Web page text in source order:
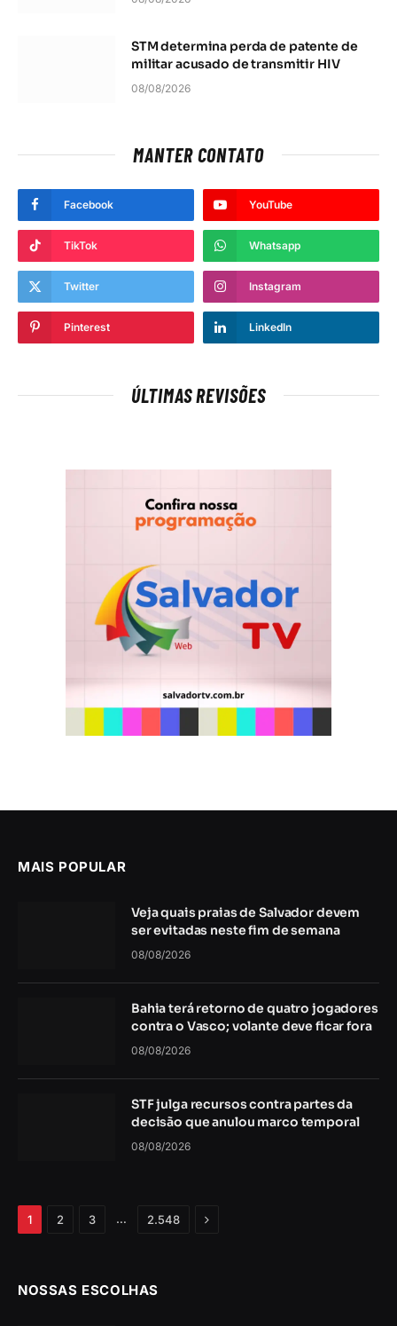
STM determina perda de patente de
militar acusado de transmitir HIV
08/08/2026
MANTER CONTATO
Facebook YouTube
TikTok Whatsapp
Twitter Instagram
Pinterest LinkedIn
ÚLTIMAS REVISÕES
MAIS POPULAR
Veja quais praias de Salvador devem
ser evitadas neste fim de semana
08/08/2026
Bahia terá retorno de quatro jogadores
contra o Vasco; volante deve ficar fora
08/08/2026
STF julga recursos contra partes da
decisão que anulou marco temporal
08/08/2026
1 2 3 … 2.548 Próximo
NOSSAS ESCOLHAS